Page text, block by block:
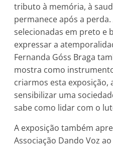
tributo à memória, à
permanece após a
selecionadas em preto e
expressar a
Fernanda Góss Braga
mostra como
criarmos esta
sensibilizar uma
sabe como lidar com o
A exposição também
Associação Dando Voz